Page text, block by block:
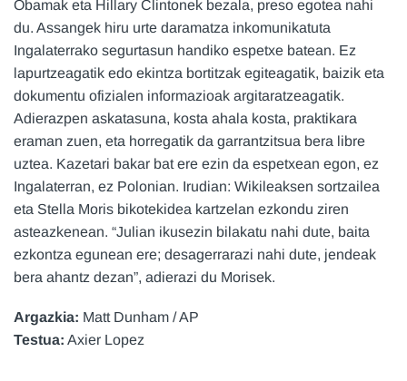
Obamak eta Hillary Clintonek bezala, preso egotea nahi
du. Assangek hiru urte daramatza inkomunikatuta
Ingalaterrako segurtasun handiko espetxe batean. Ez
lapurtzeagatik edo ekintza bortitzak egiteagatik, baizik eta
dokumentu ofizialen informazioak argitaratzeagatik.
Adierazpen askatasuna, kosta ahala kosta, praktikara
eraman zuen, eta horregatik da garrantzitsua bera libre
uztea. Kazetari bakar bat ere ezin da espetxean egon, ez
Ingalaterran, ez Polonian. Irudian: Wikileaksen sortzailea
eta Stella Moris bikotekidea kartzelan ezkondu ziren
asteazkenean. “Julian ikusezin bilakatu nahi dute, baita
ezkontza egunean ere; desagerrarazi nahi dute, jendeak
bera ahantz dezan”, adierazi du Morisek.
Argazkia: Matt Dunham / AP
Testua: Axier Lopez